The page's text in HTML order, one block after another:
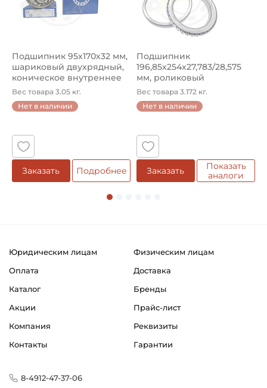
Подшипник 95х170х32 мм,
шариковый двухрядный,
коническое внутреннее
кол...
Вес товара 3.05 кг.
Нет в наличии
Заказать Подробнее
Подшипник
196,85х254х27,783/28,575
мм, роликовый
однорядный конический
...
Вес товара 3.172 кг.
Нет в наличии
Заказать
Показать
аналоги
Юридическим лицам
Физическим лицам
Оплата
Доставка
Каталог
Бренды
Акции
Прайс-лист
Компания
Реквизиты
Контакты
Гарантии
8-4912-47-37-06